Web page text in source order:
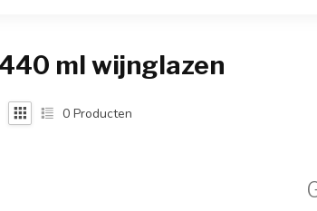
ml wijnglazen
0 Producten